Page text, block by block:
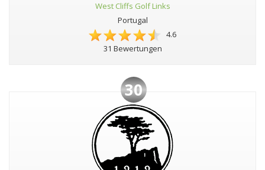
West Cliffs Golf Links
Portugal
4.6
31 Bewertungen
30